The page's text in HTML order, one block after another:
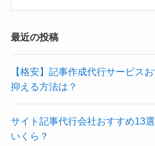
最近の投稿
【格安】記事作成代行サービス
抑える方法は？
サイト記事代行会社おすすめ13
いくら？